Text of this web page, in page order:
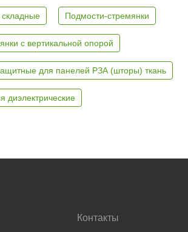
Подмости-стремянки
с вертикальной опорой
для панелей РЗА (шторы) ткань
диэлектрические
Контакты